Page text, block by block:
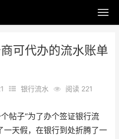
可代办的流水账单
银行流水 阅读 221
子“为了办个签证银行流
一天假，在银行到处折腾了一